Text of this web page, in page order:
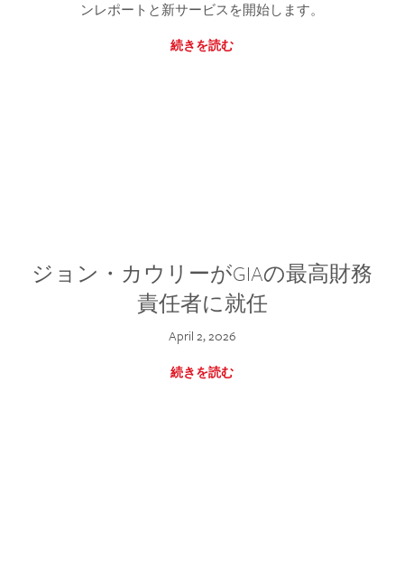
ンレポートと新サービスを開始します。
続きを読む
ジョン・カウリーがGIAの最高財務
責任者に就任
April 2, 2026
続きを読む